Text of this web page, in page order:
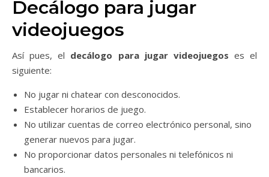
Decálogo para jugar
videojuegos
Así pues, el decálogo para jugar videojuegos es el
siguiente:
No jugar ni chatear con desconocidos.
Establecer horarios de juego.
No utilizar cuentas de correo electrónico personal, sino
generar nuevos para jugar.
No proporcionar datos personales ni telefónicos ni
bancarios.